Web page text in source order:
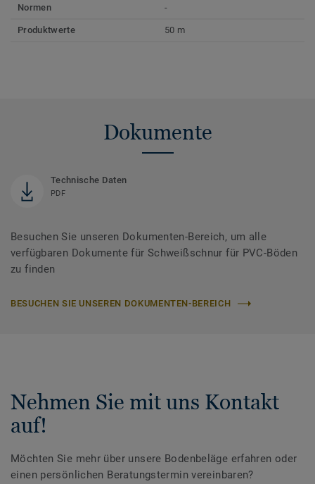
Normen
-
Produktwerte 50 m
Dokumente
Technische Daten
PDF
Besuchen Sie unseren Dokumenten-Bereich, um alle
verfügbaren Dokumente für Schweißschnur für PVC-Böden
zu finden
BESUCHEN SIE UNSEREN DOKUMENTEN-BEREICH
Nehmen Sie mit uns Kontakt
auf!
Möchten Sie mehr über unsere Bodenbeläge erfahren oder
einen persönlichen Beratungstermin vereinbaren?